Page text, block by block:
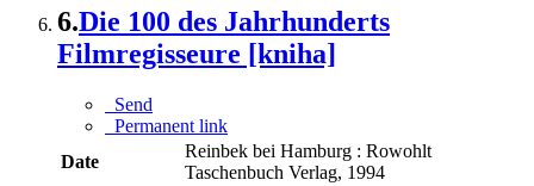
6.Die 100 des Jahrhunderts
Filmregisseure [kniha]
Send
Permanent link
Date
Reinbek bei Hamburg : Rowohlt
Taschenbuch Verlag, 1994